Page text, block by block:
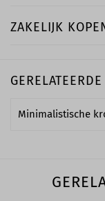
ZAKELIJK
Minimalistische